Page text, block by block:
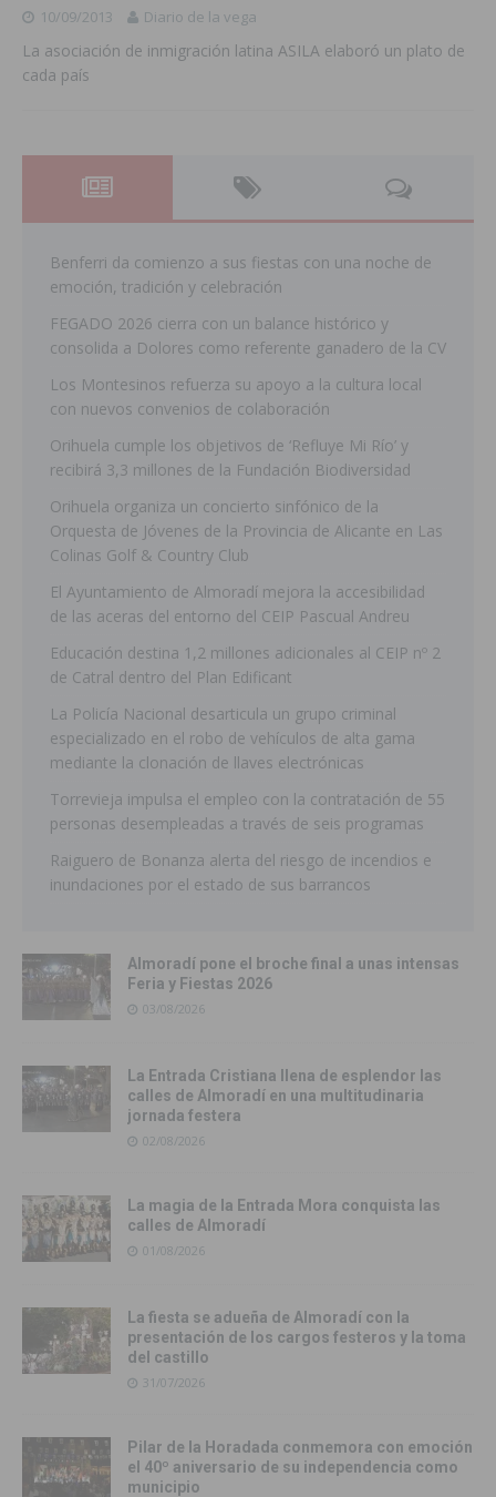
10/09/2013 Diario de la vega
La asociación de inmigración latina ASILA elaboró un plato de
cada país
Benferri da comienzo a sus fiestas con una noche de
emoción, tradición y celebración
FEGADO 2026 cierra con un balance histórico y
consolida a Dolores como referente ganadero de la CV
Los Montesinos refuerza su apoyo a la cultura local
con nuevos convenios de colaboración
Orihuela cumple los objetivos de ‘Refluye Mi Río’ y
recibirá 3,3 millones de la Fundación Biodiversidad
Orihuela organiza un concierto sinfónico de la
Orquesta de Jóvenes de la Provincia de Alicante en Las
Colinas Golf & Country Club
El Ayuntamiento de Almoradí mejora la accesibilidad
de las aceras del entorno del CEIP Pascual Andreu
Educación destina 1,2 millones adicionales al CEIP nº 2
de Catral dentro del Plan Edificant
La Policía Nacional desarticula un grupo criminal
especializado en el robo de vehículos de alta gama
mediante la clonación de llaves electrónicas
Torrevieja impulsa el empleo con la contratación de 55
personas desempleadas a través de seis programas
Raiguero de Bonanza alerta del riesgo de incendios e
inundaciones por el estado de sus barrancos
Almoradí pone el broche final a unas intensas
Feria y Fiestas 2026
03/08/2026
La Entrada Cristiana llena de esplendor las
calles de Almoradí en una multitudinaria
jornada festera
02/08/2026
La magia de la Entrada Mora conquista las
calles de Almoradí
01/08/2026
La fiesta se adueña de Almoradí con la
presentación de los cargos festeros y la toma
del castillo
31/07/2026
Pilar de la Horadada conmemora con emoción
el 40º aniversario de su independencia como
municipio